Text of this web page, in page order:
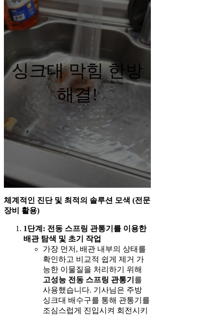
싱크대 막힘 한방
해결!
체계적인 진단 및 최적의 솔루션 모색 (전문
장비 활용)
1단계: 전동 스프링 관통기를 이용한
배관 탐색 및 초기 작업
가장 먼저, 배관 내부의 상태를
확인하고 비교적 쉽게 제거 가
능한 이물질을 처리하기 위해
고성능 전동 스프링 관통기 를
사용했습니다. 기사님은 주방
싱크대 배수구를 통해 관통기를
조심스럽게 진입시켜 회전시키